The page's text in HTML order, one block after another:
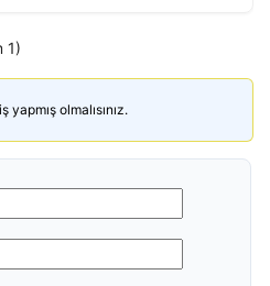
1)
olmalısınız.